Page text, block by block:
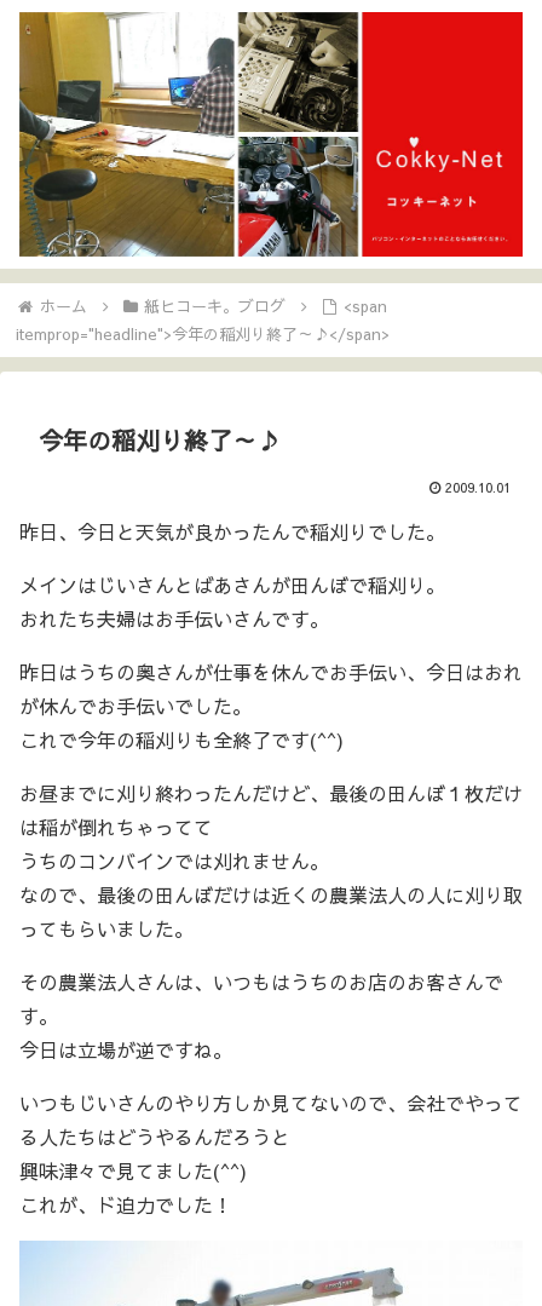
ホーム 紙ヒコーキ。ブログ
<span
itemprop="headline">今年の稲刈り終了～♪</span>
今年の稲刈り終了～♪
2009.10.01
昨日、今日と天気が良かったんで稲刈りでした。
メインはじいさんとばあさんが田んぼで稲刈り。
おれたち夫婦はお手伝いさんです。
昨日はうちの奥さんが仕事を休んでお手伝い、今日はおれ
が休んでお手伝いでした。
これで今年の稲刈りも全終了です(^^)
お昼までに刈り終わったんだけど、最後の田んぼ１枚だけ
は稲が倒れちゃってて
うちのコンバインでは刈れません。
なので、最後の田んぼだけは近くの農業法人の人に刈り取
ってもらいました。
その農業法人さんは、いつもはうちのお店のお客さんで
す。
今日は立場が逆ですね。
いつもじいさんのやり方しか見てないので、会社でやって
る人たちはどうやるんだろうと
興味津々で見てました(^^)
これが、ド迫力でした！